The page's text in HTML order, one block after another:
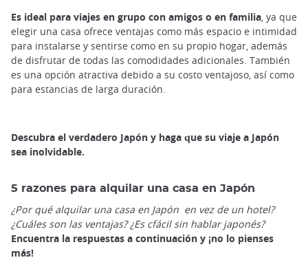
Es ideal para viajes en grupo con amigos o en familia , ya que
elegir una casa ofrece ventajas como más espacio e intimidad
para instalarse y sentirse como en su propio hogar, además
de disfrutar de todas las comodidades adicionales. También
es una opción atractiva debido a su costo ventajoso, así como
para estancias de larga duración.
Descubra el verdadero Japón y haga que su viaje a Japón
sea inolvidable.
5 razones para alquilar una casa en Japón
¿Por qué alquilar una casa en Japón en vez de un hotel?
¿Cuáles son las ventajas? ¿Es cfácil sin hablar japonés?
Encuentra la respuestas a continuación y ¡no lo pienses
más!